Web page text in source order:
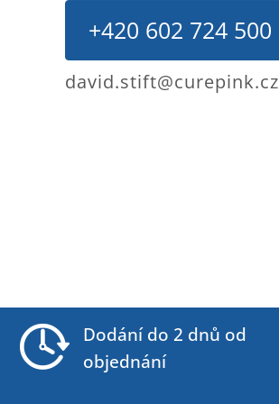
+420 602 724 500
david.stift@curepink.cz
Dodání do 2 dnů od
objednání